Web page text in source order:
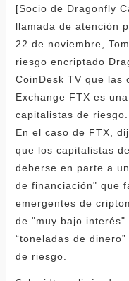
[Socio de Dragonfly
llamada de atención
22 de noviembre,
riesgo encriptado
CoinDesk TV que las
Exchange FTX es
capitalistas de
En el caso de FTX,
que los capitalistas
deberse en parte a
de financiación" que
emergentes de
de "muy bajo
“toneladas de
de riesgo.